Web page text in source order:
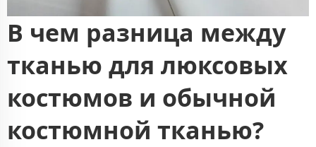
В чем разница между
тканью для люксовых
костюмов и обычной
костюмной тканью?